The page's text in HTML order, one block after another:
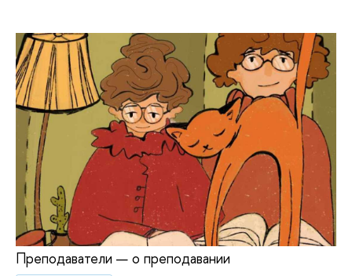
Преподаватели — о преподавании